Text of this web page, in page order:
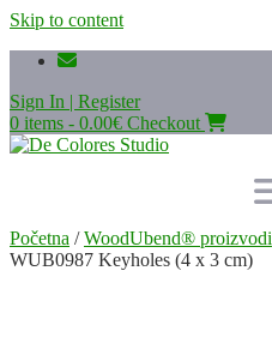
Skip to content
Sign In | Register
0 items - 0.00€ Checkout
Početna /WoodUbend® proizvodi
WUB0987 Keyholes (4 x 3 cm)